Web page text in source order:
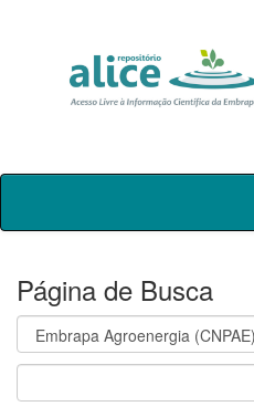
Skip
Página de Busca